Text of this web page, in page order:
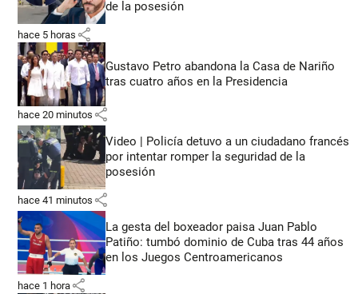
de la posesión
hace 5 horas share
Gustavo Petro abandona la Casa de Nariño
tras cuatro años en la Presidencia
hace 20 minutos share
Video | Policía detuvo a un ciudadano francés
por intentar romper la seguridad de la
posesión
hace 41 minutos share
La gesta del boxeador paisa Juan Pablo
Patiño: tumbó dominio de Cuba tras 44 años
en los Juegos Centroamericanos
hace 1 hora share